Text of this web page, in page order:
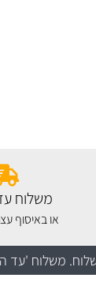
משלוח
או באיסוף
. משלוח 'עד